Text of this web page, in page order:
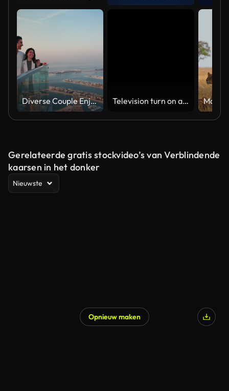
Diverse Couple Enjoying Sunset Views from High Rise Sky Deck Overlooking Palm Jumeirah Television turn on and off. Switch on tv effect, switch off tv effect. Turn on Lcd TV effect, turn off TV effect . Led Tv on and off on black background
Gerelateerde gratis stockvideo’s van Verblindende
kaarsen in het donker
Nieuwste
Opnieuw maken